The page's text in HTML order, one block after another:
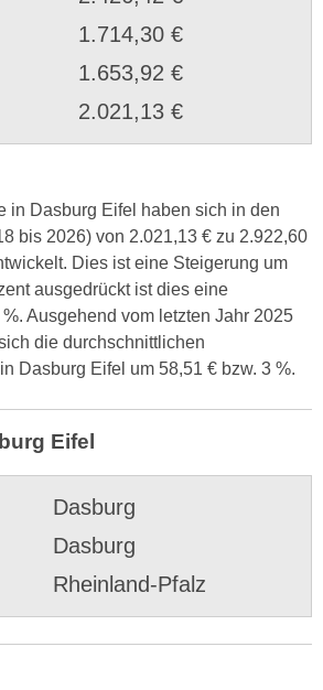
1.714,30 €
1.653,92 €
2.021,13 €
in Dasburg Eifel haben sich in den
bis 2026) von 2.021,13 € zu 2.922,60
Dies ist eine Steigerung um
ausgedrückt ist dies eine
Ausgehend vom letzten Jahr 2025
die durchschnittlichen
Dasburg Eifel um 58,51 € bzw. 3 %.
Eifel
Dasburg
Dasburg
Rheinland-Pfalz